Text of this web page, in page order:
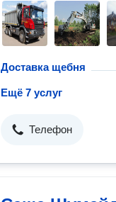
Доставка щебня
Ещё 7 услуг
Телефон